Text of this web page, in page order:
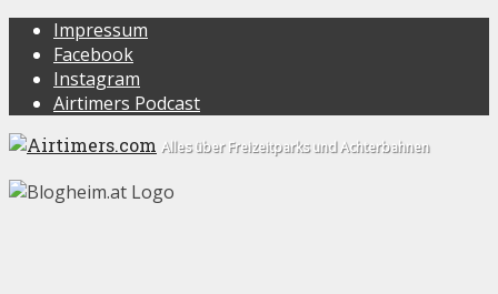
Impressum
Facebook
Instagram
Airtimers Podcast
Alles über Freizeitparks und Achterbahnen